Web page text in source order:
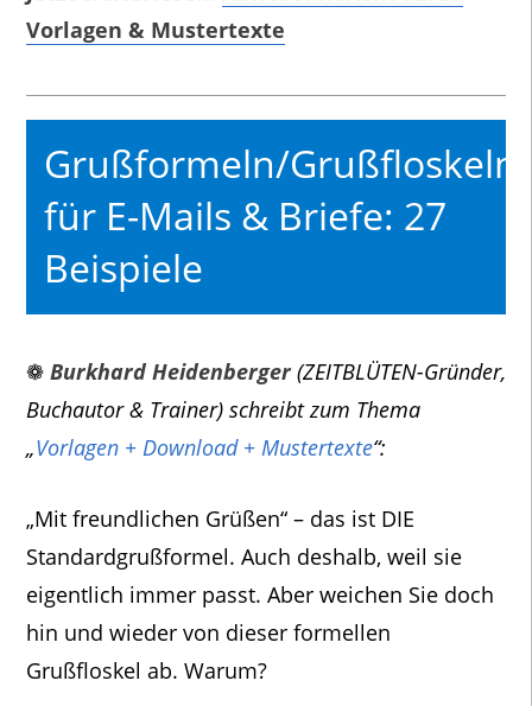
Vorlagen & Mustertexte
Grußformeln/Grußfloskeln
für E-Mails & Briefe: 27
Beispiele
❁ Burkhard Heidenberger(ZEITBLÜTEN-Gründer,
Buchautor & Trainer) schreibt zum Thema
„Vorlagen + Download + Mustertexte“:
„Mit freundlichen Grüßen“ – das ist DIE
Standardgrußformel. Auch deshalb, weil sie
eigentlich immer passt. Aber weichen Sie doch
hin und wieder von dieser formellen
Grußfloskel ab. Warum?